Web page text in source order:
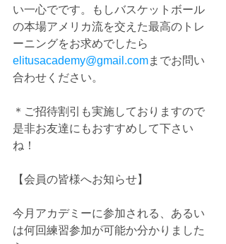
い一心でです。もしバスケットボール
の本場アメリカ流を交えた最高のトレ
ーニングをお求めでしたら
elitusacademy@gmail.comまでお問い
合わせください。
＊ご招待割引も実施しておりますので
是非お友達にもおすすめして下さい
ね！
【会員の皆様へお知らせ】
今月アカデミーに参加される、あるい
は何回練習参加が可能か分かりました